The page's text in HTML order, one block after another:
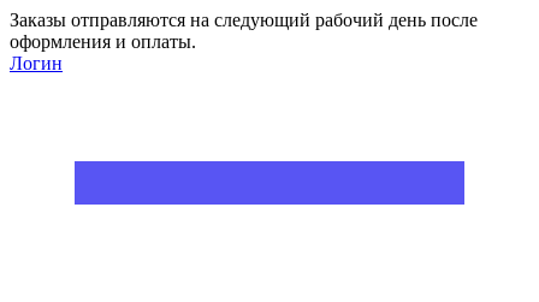
Заказы отправляются на следующий рабочий день после
оформления и оплаты.
Логин